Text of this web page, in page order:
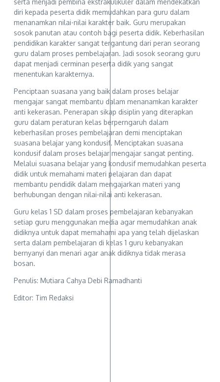
serta menjadi pembina ekstrakulikuler dalam mendekatkan
diri kepada peserta didik memudahkan para guru dalam
menanamkan nilai-nilai karakter baik. Guru merupakan
sosok panutan atau contoh bagi peserta didik. Keberhasilan
pendidikan karakter sangat tergantung dari peran seorang
guru dalam proses pembelajaran. Jadi sosok seorang guru
dapat menjadi cerminan peserta didik yang sangat
menentukan karakternya.
Penciptaan suasana yang baik dalam proses belajar
mengajar sangat membantu dalam menanamkan karakter
anti kekerasan. Penerapan sikap disiplin yang diterapkan
guru dalam peraturan kelas berperngaruh dalam
keberhasilan proses pembelajaran demi menciptakan
suasana belajar yang kondusif. Menciptakan suasana
kondusif dalam proses belajar mengajar sangat penting.
Melalui suasana belajar yang kondusif memudahkan peserta
didik untuk memahami materi pelajaran dan dapat
membantu pendidik dalam mengajarkan materi yang
berhubungan dengan nilai-nilai anti kekerasan.
Guru kelas 1 SD dalam proses pembelajaran kebanyakan
setiap guru menggunakan media agar memudahkan anak
didiknya untuk dapat memahami apa yang telah dijelaskan
serta dalam pembelajaran di kelas 1 guru kebanyakan
bernyanyi dan menari agar anak didiknya tidak merasa
bosan.
Penulis: Mutiara Cahya Debi Ramadhanti
Editor: Tim Redaksi